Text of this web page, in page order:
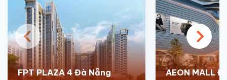
FPT PLAZA 4 Đà Nẵng AEON MALL